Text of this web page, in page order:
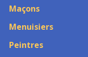
Maçons
Menuisiers
Peintres